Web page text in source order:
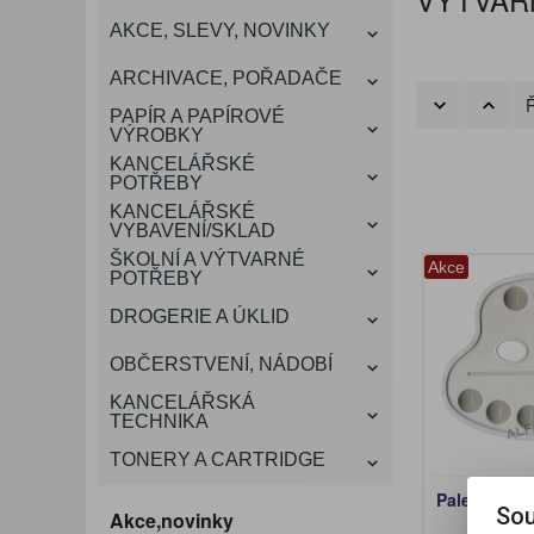
VÁNOCE
DÁRKOVÉ POTŘEBY
SMART DOPLŇKY
ROZDRUŽOVAČE
VIZITKY A JMENOVKY
OBÁLKY
TISKOPISY
KONFERENČNÍ SPISOVKY
NŮŽKY A NOŽE
TAŠKY, KUFRY, AKTOVKY
A OBALY
KANCELÁŘSKÝ
NÁBYTEK
OCHRANNÉ PRACOVNÍ
POMŮCKY
TABULE, NÁSTĚNKY
KRESLENÍ A MALOVÁNÍ
DEZINFEKCE-OCHRANA
PROSTŘEDKY NA PRANÍ
KONVICE A DŽBÁNY
SLADKÉ POTRAVINY
LAMINACE
ŠTÍTKOVAČE
AKCE, SLEVY, NOVINKY
ARCHIVACE, POŘADAČE
PAPÍR A PAPÍROVÉ
VÝROBKY
KANCELÁŘSKÉ
POTŘEBY
KANCELÁŘSKÉ
VYBAVENÍ/SKLAD
ŠKOLNÍ A VÝTVARNÉ
POTŘEBY
DROGERIE A ÚKLID
OBČERSTVENÍ, NÁDOBÍ
KANCELÁŘSKÁ
TECHNIKA
TONERY A CARTRIDGE
Akce,novinky
Akce
Paleta